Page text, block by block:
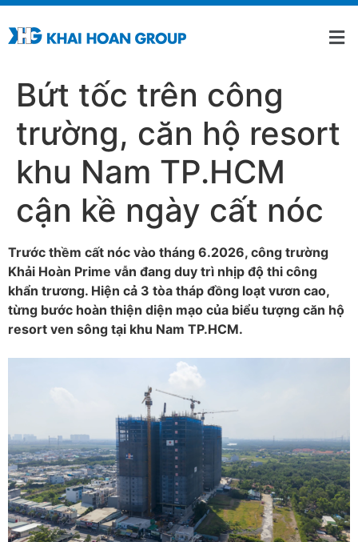
Bứt tốc trên công
trường, căn hộ resort
khu Nam TP.HCM
cận kề ngày cất nóc
Trước thềm cất nóc vào tháng 6.2026, công trường
Khải Hoàn Prime vẫn đang duy trì nhịp độ thi công
khẩn trương. Hiện cả 3 tòa tháp đồng loạt vươn cao,
từng bước hoàn thiện diện mạo của biểu tượng căn hộ
resort ven sông tại khu Nam TP.HCM.